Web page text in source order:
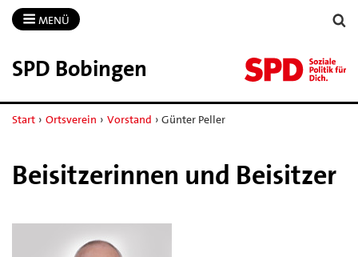
MENÜ
SPD Bobingen
Start › Ortsverein › Vorstand › Günter Peller
Beisitzerinnen und Beisitzer